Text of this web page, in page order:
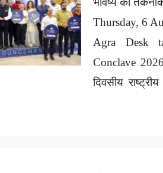
Thursday, 6
Agra Desk
Conclave
दिवसीय